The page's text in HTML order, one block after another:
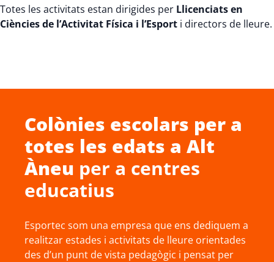
Totes les activitats estan dirigides per Llicenciats en
Ciències de l’Activitat Física i l’Esport i directors de lleure.
Colònies escolars per a
totes les edats a Alt
Àneu per a centres
educatius
Esportec som una empresa que ens dediquem a
realitzar estades i activitats de lleure orientades
des d’un punt de vista pedagògic i pensat per